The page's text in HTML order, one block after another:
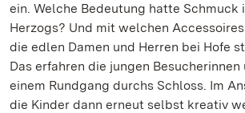
ein. Welche Bedeutung hatte Schmuck
Herzogs? Und mit welchen
die edlen Damen und Herren bei Hofe
Das erfahren die jungen Besucherinnen
einem Rundgang durchs Schloss. Im
die Kinder dann erneut selbst kreativ